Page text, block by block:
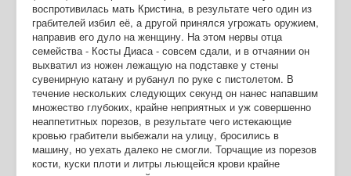
воспротивилась мать Кристина, в результате чего один из
грабителей избил её, а другой принялся угрожать оружием,
направив его дуло на женщину. На этом нервы отца
семейства - Косты Диаса - совсем сдали, и в отчаянии он
выхватил из ножен лежащую на подставке у стены
сувенирную катану и рубанул по руке с пистолетом. В
течение нескольких следующих секунд он нанес напавшим
множество глубоких, крайне неприятных и уж совершенно
неаппетитных порезов, в результате чего истекающие
кровью грабители выбежали на улицу, бросились в
машину, но уехать далеко не смогли. Торчащие из порезов
кости, куски плоти и литры льющейся крови крайне